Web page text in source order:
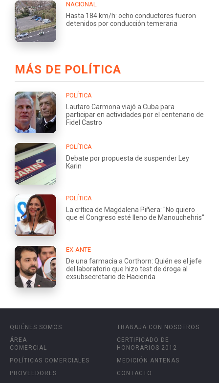
NACIONAL
Hasta 184 km/h: ocho conductores fueron
detenidos por conducción temeraria
MÁS DE POLÍTICA
POLÍTICA
Lautaro Carmona viajó a Cuba para
participar en actividades por el centenario de
Fidel Castro
POLÍTICA
Debate por propuesta de suspender Ley
Karin
POLÍTICA
La crítica de Magdalena Piñera: "No quiero
que el Congreso esté lleno de Manouchehris"
EX-ANTE
De una farmacia a Corthorn: Quién es el jefe
del laboratorio que hizo test de droga al
exsubsecretario de Hacienda
QUIÉNES SOMOS
ÁREA
COMERCIAL
POLÍTICAS COMERCIALES
PROVEEDORES
TRABAJA CON NOSOTROS
CERTIFICADO DE
HONORARIOS 2012
MEDICIÓN ANTENAS
CONTACTO